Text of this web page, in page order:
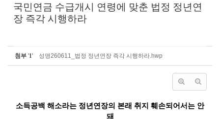
국민연금 수급개시 연령에 맞춘 법정 정년연
장 즉각 시행하라
첨부 '1' 성명260611_법정 정년연장 즉각 시행하라.hwp
소득공백 해소라는 정년연장의 본래 취지 훼손되어서는 안
돼